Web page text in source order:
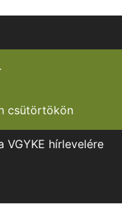
csütörtökön
hírlevelére